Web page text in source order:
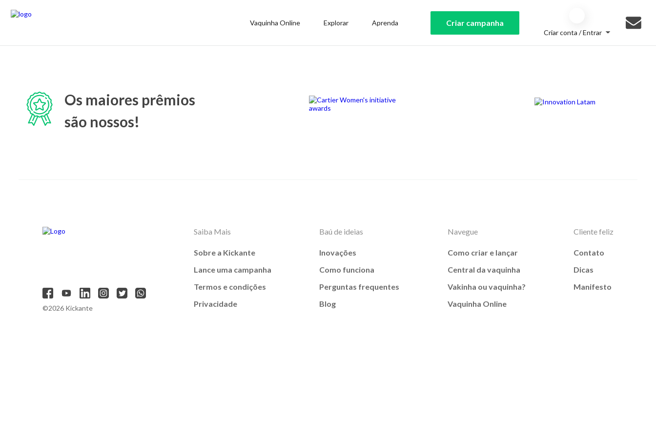
Vaquinha Online Explorar Aprenda Criar campanha
Criar conta / Entrar
Os maiores prêmios
são nossos!
©2026 Kickante
Saiba Mais
Sobre a Kickante
Lance uma campanha
Termos e condições
Privacidade
Baú de ideias
Inovações
Como funciona
Perguntas frequentes
Blog
Navegue
Como criar e lançar
Central da vaquinha
Vakinha ou vaquinha?
Vaquinha Online
Cliente feliz
Contato
Dicas
Manifesto